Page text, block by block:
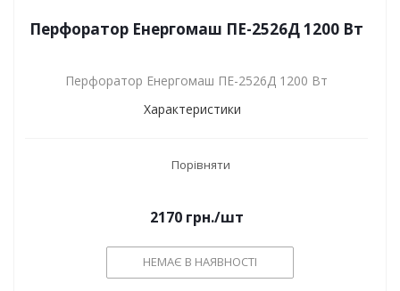
Перфоратор Енергомаш ПЕ-2526Д 1200 Вт
Перфоратор Енергомаш ПЕ-2526Д 1200 Вт
Характеристики
Порівняти
2170 грн./шт
НЕМАЄ В НАЯВНОСТІ